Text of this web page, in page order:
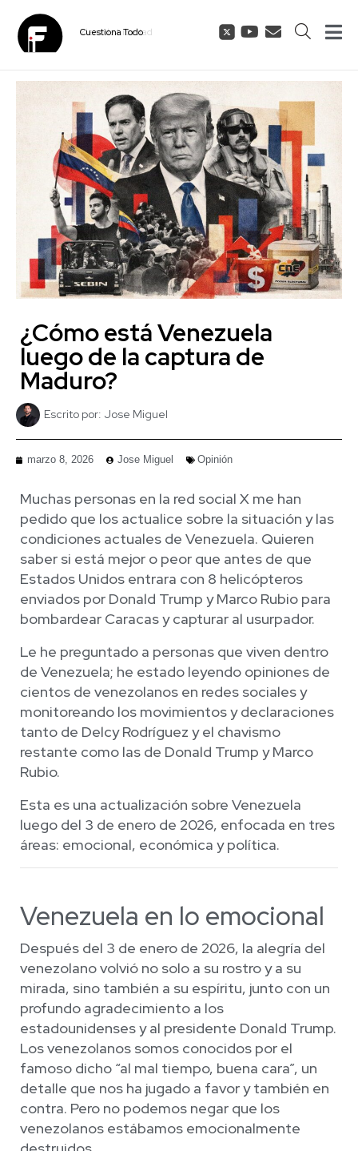
CuestionaTodo
¿Cómo está Venezuela
luego de la captura de
Maduro?
Escrito por: Jose Miguel
marzo 8, 2026 Jose Miguel Opinión
Muchas personas en la red social X me han
pedido que los actualice sobre la situación y las
condiciones actuales de Venezuela. Quieren
saber si está mejor o peor que antes de que
Estados Unidos entrara con 8 helicópteros
enviados por Donald Trump y Marco Rubio para
bombardear Caracas y capturar al usurpador.
Le he preguntado a personas que viven dentro
de Venezuela; he estado leyendo opiniones de
cientos de venezolanos en redes sociales y
monitoreando los movimientos y declaraciones
tanto de Delcy Rodríguez y el chavismo
restante como las de Donald Trump y Marco
Rubio.
Esta es una actualización sobre Venezuela
luego del 3 de enero de 2026, enfocada en tres
áreas: emocional, económica y política.
Venezuela en lo emocional
Después del 3 de enero de 2026, la alegría del
venezolano volvió no solo a su rostro y a su
mirada, sino también a su espíritu, junto con un
profundo agradecimiento a los
estadounidenses y al presidente Donald Trump.
Los venezolanos somos conocidos por el
famoso dicho “al mal tiempo, buena cara”, un
detalle que nos ha jugado a favor y también en
contra. Pero no podemos negar que los
venezolanos estábamos emocionalmente